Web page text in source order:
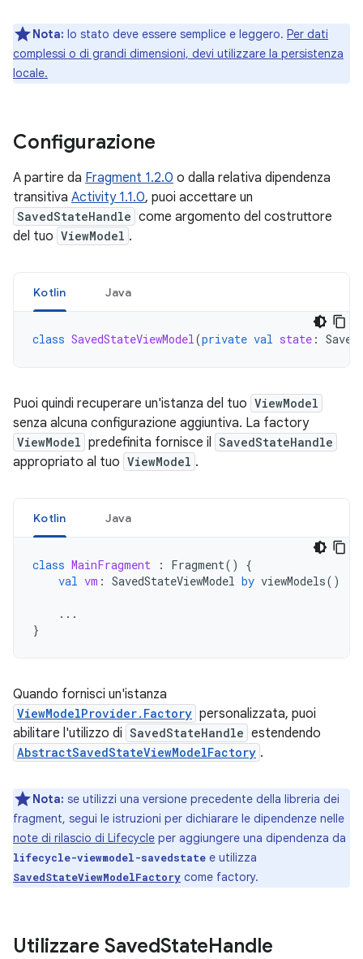
Nota: lo stato deve essere semplice e leggero. Per dati
complessi o di grandi dimensioni, devi utilizzare la persistenza
locale.
Configurazione
A partire da Fragment 1.2.0 o dalla relativa dipendenza
transitiva Activity 1.1.0, puoi accettare un
SavedStateHandle come argomento del costruttore
del tuo ViewModel .
Kotlin Java
class SavedStateViewModel(private val state :
Puoi quindi recuperare un'istanza del tuo ViewModel
senza alcuna configurazione aggiuntiva. La factory
ViewModel predefinita fornisce il SavedStateHandle
appropriato al tuo ViewModel .
Kotlin Java
class MainFragment : Fragment()
{
val vm : SavedStateViewModel by viewModels()
...
}
Quando fornisci un'istanza
ViewModelProvider.Factory personalizzata, puoi
abilitare l'utilizzo di SavedStateHandle estendendo
AbstractSavedStateViewModelFactory .
Nota: se utilizzi una versione precedente della libreria dei
fragment, segui le istruzioni per dichiarare le dipendenze nelle
note di rilascio di Lifecycle per aggiungere una dipendenza da
lifecycle-viewmodel-savedstate e utilizza
SavedStateViewModelFactory come factory.
Utilizzare SavedStateHandle